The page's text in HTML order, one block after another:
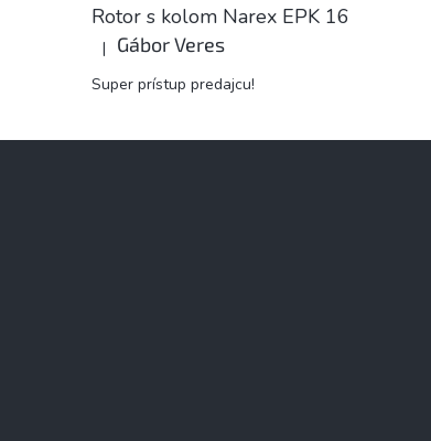
Rotor s kolom Narex EPK 16
Hodnotenie produktu je 5 z 5 hviezdičiek.
| Gábor Veres
Super prístup predajcu!